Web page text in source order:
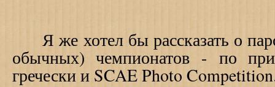
Я же хотел бы рассказать о
обычных) чемпионатов - по
гречески и SCAE Photo